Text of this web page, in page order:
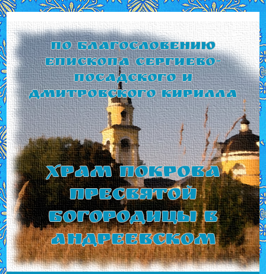
По благословению
Епископа Сергиево-
Посадского и
Дмитровского Кирилла
Храм Покрова
Пресвятой
Богородицы в
Андреевском